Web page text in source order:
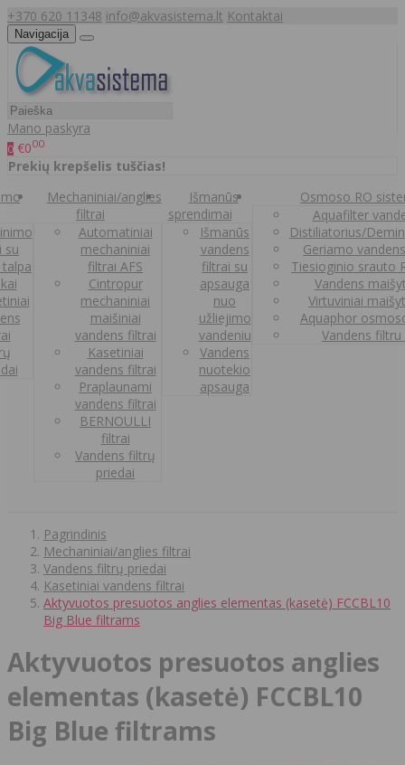
+370 620 11348 info@akvasistema.lt Kontaktai
Navigacija
Mano paskyra
0 €000
Prekių krepšelis tuščias!
su
Mechaniniai/anglies
filtrai
Automatiniai
mechaniniai
filtrai AFS
Cintropur
mechaniniai
maišiniai
vandens filtrai
Kasetiniai
vandens filtrai
Praplaunami
vandens filtrai
BERNOULLI
filtrai
Vandens filtrų
priedai
Išmanūs
sprendimai
Išmanūs
vandens
filtrai su
apsauga
nuo
užliejimo
vandeniu
Vandens
nuotekio
apsauga
Osmoso RO
Aquafilter
Distiliatorius/
Geriamo
Tiesioginio srauto
Vandens
Virtuviniai
Aquaphor
Vandens filtru
Pagrindinis
Mechaniniai/anglies filtrai
Vandens filtrų priedai
Kasetiniai vandens filtrai
Aktyvuotos presuotos anglies elementas (kasetė) FCCBL10
Big Blue filtrams
Aktyvuotos presuotos anglies
elementas (kasetė) FCCBL10
Big Blue filtrams